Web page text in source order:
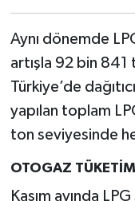
Aynı dönemde
artışla 92 bin
Türkiye’de
yapılan toplam
ton seviyesinde
OTOGAZ
Kasım ayında